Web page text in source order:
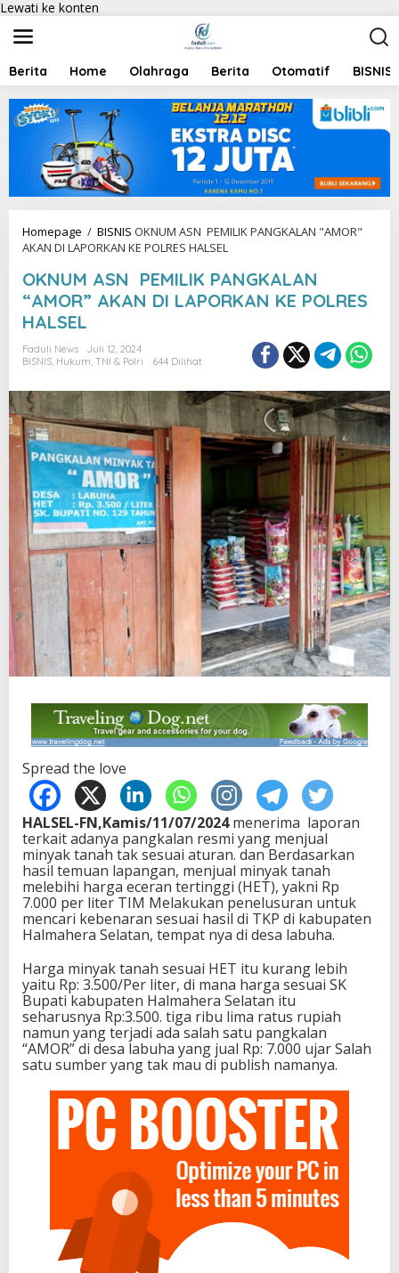
Lewati ke konten
Berita Home Olahraga Berita Otomatif BISNIS
Homepage / BISNIS OKNUM ASN PEMILIK PANGKALAN "AMOR"
AKAN DI LAPORKAN KE POLRES HALSEL
OKNUM ASN PEMILIK PANGKALAN
“AMOR” AKAN DI LAPORKAN KE POLRES
HALSEL
Faduli News
Juli 12, 2024
BISNIS, Hukum, TNI & Polri 644 Dilihat
Spread the love
HALSEL-FN,Kamis/11/07/2024menerima laporan
terkait adanya pangkalan resmi yang menjual
minyak tanah tak sesuai aturan. dan Berdasarkan
hasil temuan lapangan, menjual minyak tanah
melebihi harga eceran tertinggi (HET), yakni Rp
7.000 per liter TIM Melakukan penelusuran untuk
mencari kebenaran sesuai hasil di TKP di kabupaten
Halmahera Selatan, tempat nya di desa labuha.
Harga minyak tanah sesuai HET itu kurang lebih
yaitu Rp: 3.500/Per liter, di mana harga sesuai SK
Bupati kabupaten Halmahera Selatan itu
seharusnya Rp:3.500. tiga ribu lima ratus rupiah
namun yang terjadi ada salah satu pangkalan
“AMOR” di desa labuha yang jual Rp: 7.000 ujar Salah
satu sumber yang tak mau di publish namanya.